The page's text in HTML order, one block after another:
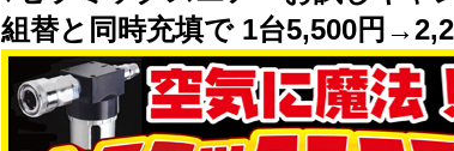
組替と同時充填で 1台5,500円